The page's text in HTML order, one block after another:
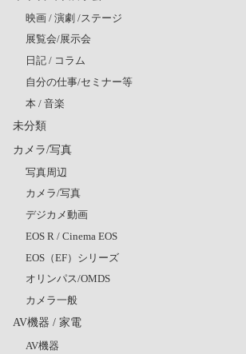
映画 / 演劇 /ステージ
展覧会/展示会
日記 / コラム
自分の仕事/セミナー等
本 / 音楽
未分類
カメラ/写真
写真周辺
カメラ/写真
デジカメ動画
EOS R / Cinema EOS
EOS（EF）シリーズ
オリンパス/OMDS
カメラ一般
AV機器 / 家電
AV機器